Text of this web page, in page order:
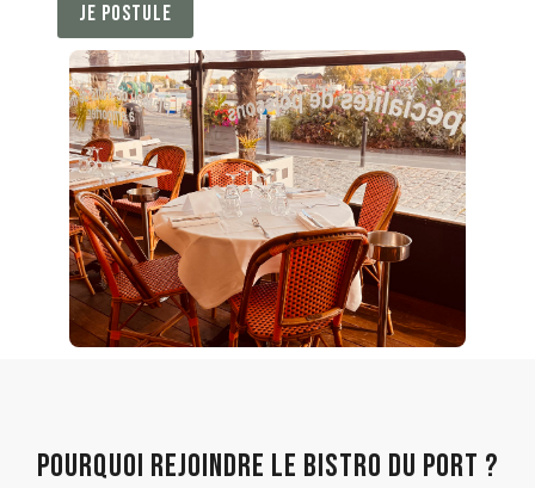
JE POSTULE
Pourquoi Rejoindre Le Bistro Du Port ?